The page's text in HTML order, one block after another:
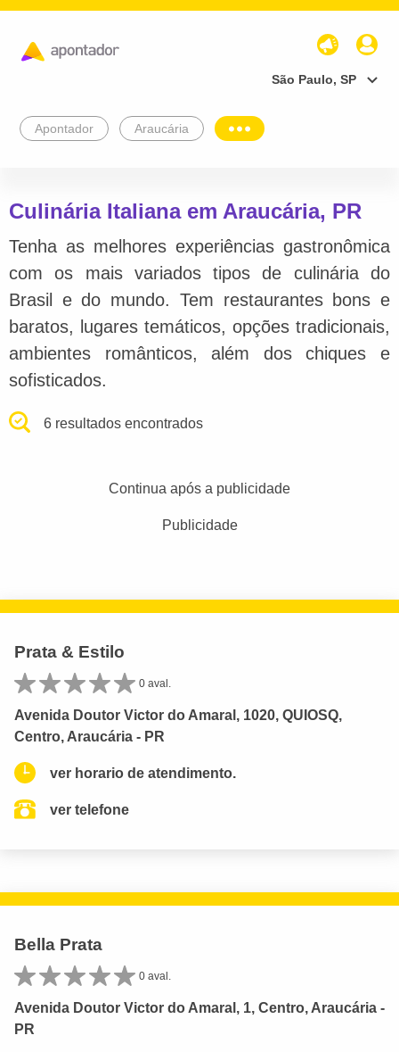
São Paulo, SP
Apontador Araucária
Culinária Italiana em Araucária, PR
Tenha as melhores experiências gastronômica
com os mais variados tipos de culinária do
Brasil e do mundo. Tem restaurantes bons e
baratos, lugares temáticos, opções tradicionais,
ambientes românticos, além dos chiques e
sofisticados.
6 resultados encontrados
Continua após a publicidade
Publicidade
Prata & Estilo
0 aval.
Avenida Doutor Victor do Amaral, 1020, QUIOSQ,
Centro, Araucária - PR
ver horario de atendimento.
ver telefone
Bella Prata
0 aval.
Avenida Doutor Victor do Amaral, 1, Centro, Araucária -
PR